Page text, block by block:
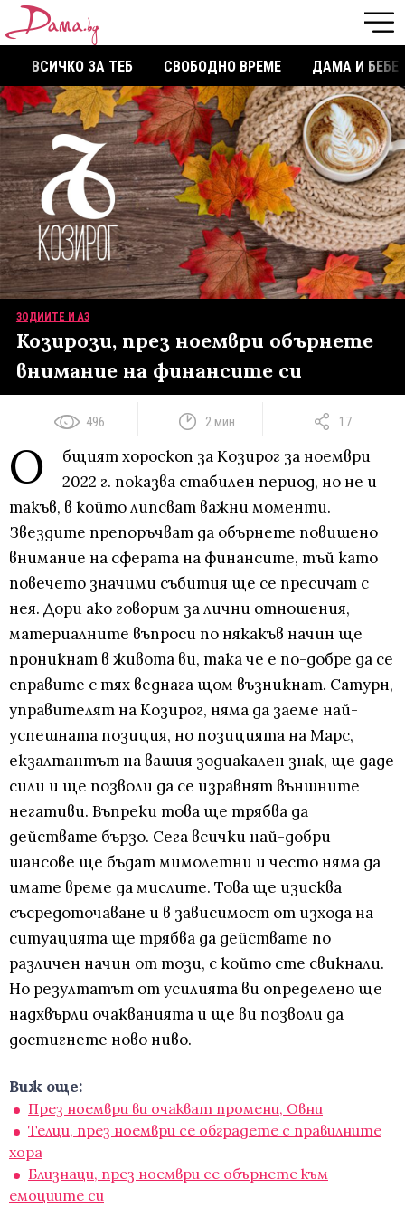
ВСИЧКО ЗА ТЕБ СВОБОДНО ВРЕМЕ ДАМА И БЕБЕ
ЗОДИИТЕ И АЗ
Козирози, през ноември обърнете
внимание на финансите си
496 2 мин 17
О
бщият хороскоп за Козирог за ноември
2022 г. показва стабилен период, но не и
такъв, в който липсват важни моменти.
Звездите препоръчват да обърнете повишено
внимание на сферата на финансите, тъй като
повечето значими събития ще се пресичат с
нея. Дори ако говорим за лични отношения,
материалните въпроси по някакъв начин ще
проникнат в живота ви, така че е по-добре да се
справите с тях веднага щом възникнат. Сатурн,
управителят на Козирог, няма да заеме най-
успешната позиция, но позицията на Марс,
екзалтантът на вашия зодиакален знак, ще даде
сили и ще позволи да се изравнят външните
негативи. Въпреки това ще трябва да
действате бързо. Сега всички най-добри
шансове ще бъдат мимолетни и често няма да
имате време да мислите. Това ще изисква
съсредоточаване и в зависимост от изхода на
ситуацията ще трябва да действате по
различен начин от този, с който сте свикнали.
Но резултатът от усилията ви определено ще
надхвърли очакванията и ще ви позволи да
достигнете ново ниво.
Виж още:
През ноември ви очакват промени, Овни
Телци, през ноември се обградете с правилните
хора
Близнаци, през ноември се обърнете към
емоциите си